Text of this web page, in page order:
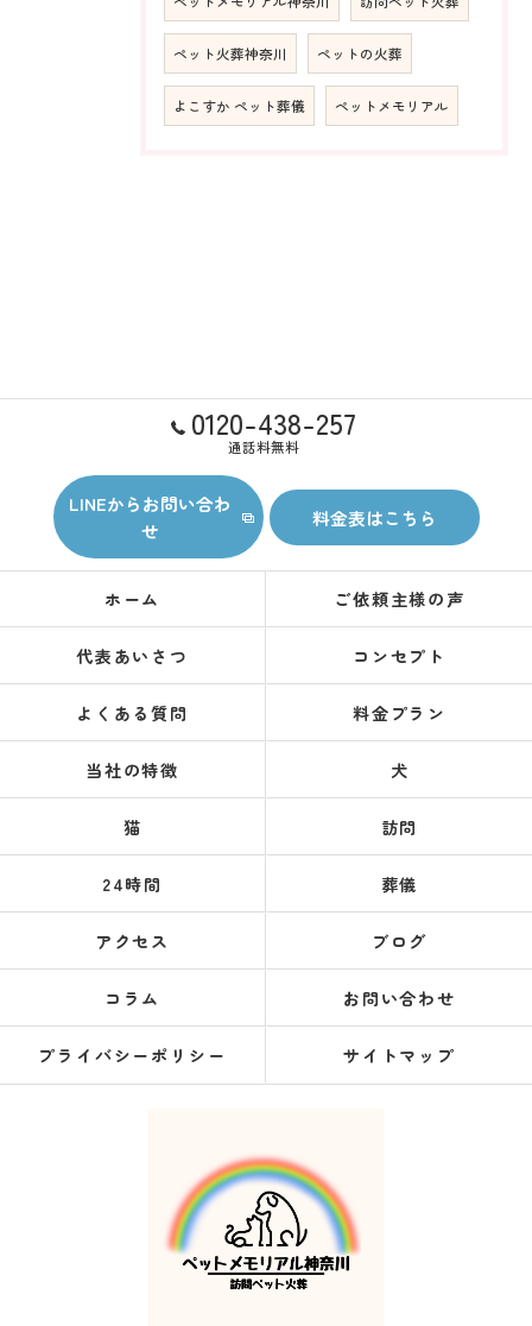
ペット火葬神奈川 ペットの火葬
よこすか ペット葬儀 ペットメモリアル
0120-438-257
通話料無料
LINEからお問い合わ
せ
料金表はこちら
ホーム ご依頼主様の声
代表あいさつ コンセプト
よくある質問 料金プラン
当社の特徴 犬
猫 訪問
24時間 葬儀
アクセス ブログ
コラム お問い合わせ
プライバシーポリシー サイトマップ